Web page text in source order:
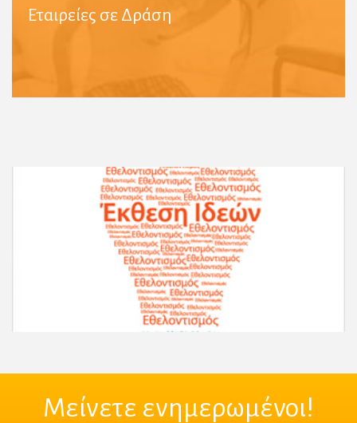
Εταιρείες σε ΔράσηΠερισσότερες Πληροφορίες
Περισσότερες Πληροφορίες
Μείνετε ενημερωμένοι!